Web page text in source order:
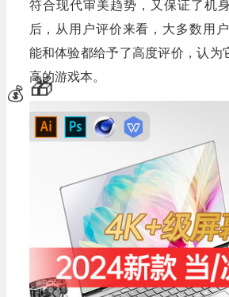
符合现代审美趋势，又保证了机
后，从用户评价来看，大多数用
能和体验都给予了高度评价，认为
高的游戏本。